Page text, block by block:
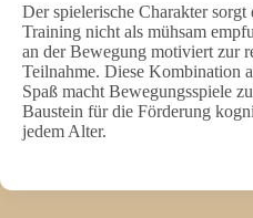
Der spielerische Charakter sorgt
Training nicht als mühsam
an der Bewegung motiviert zur
Teilnahme. Diese Kombination
Spaß macht Bewegungsspiele
Baustein für die Förderung
jedem Alter.